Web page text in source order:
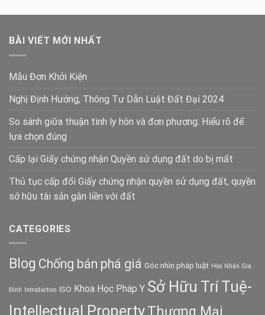
BÀI VIẾT MỚI NHẤT
Mẫu Đơn Khởi Kiện
Nghị Định Hướng, Thông Tư Dẫn Luật Đất Đại 2024
So sánh giữa thuận tình ly hôn và đơn phương: Hiểu rõ để
lựa chọn đúng
Cấp lại Giấy chứng nhận Quyền sử dụng đất do bị mất
Thủ tục cấp đổi Giấy chứng nhận quyền sử dụng đất, quyền
sở hữu tài sản gắn liền với đất
CATEGORIES
Blog Chống bán phá giá Góc nhìn pháp luật Hôn Nhân Gia
Đình Introduction ISO Khoa Học Pháp Y Sở Hữu Trí Tuệ-
Intellectual PropertyThương Mại